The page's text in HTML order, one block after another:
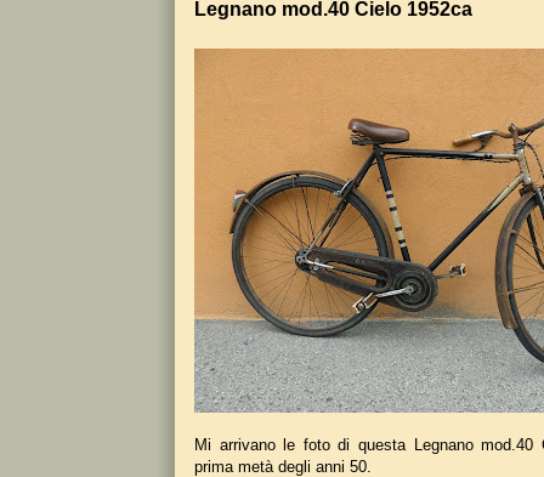
Legnano mod.40 Cielo 1952ca
Mi arrivano le foto di questa Legnano mod.40
prima metà degli anni 50.